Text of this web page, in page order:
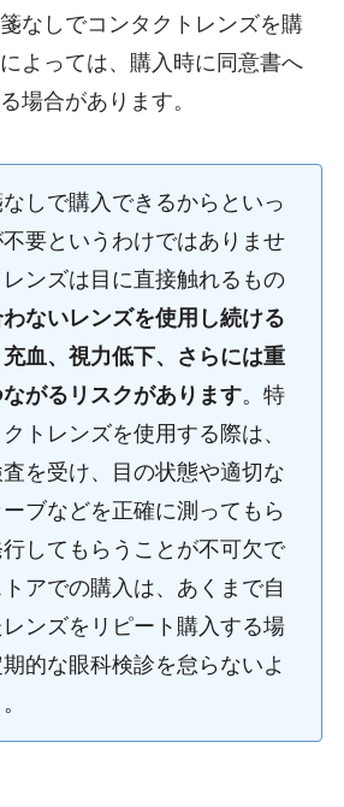
なしでコンタクトレンズを購
よっては、購入時に同意書へ
場合があります。
しで購入できるからといっ
要というわけではありませ
ンズは目に直接触れるもの
わないレンズを使用し続ける
血、視力低下、さらには重
がるリスクがあります。特
トレンズを使用する際は、
を受け、目の状態や適切な
ブなどを正確に測ってもら
してもらうことが不可欠で
アでの購入は、あくまで自
ンズをリピート購入する場
的な眼科検診を怠らないよ